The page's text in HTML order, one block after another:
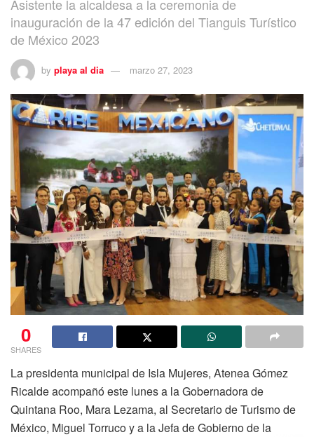
Asistente la alcaldesa a la ceremonia de
inauguración de la 47 edición del Tianguis Turístico
de México 2023
by playa al dia marzo 27, 2023
0
SHARES
La presidenta municipal de Isla Mujeres, Atenea Gómez
Ricalde acompañó este lunes a la Gobernadora de
Quintana Roo, Mara Lezama, al Secretario de Turismo de
México, Miguel Torruco y a la Jefa de Gobierno de la